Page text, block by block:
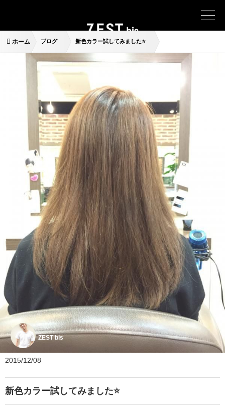
ホーム ブログ 新色カラー試してみました⭐️
ZEST bis
2015/12/08
新色カラー試してみました⭐️